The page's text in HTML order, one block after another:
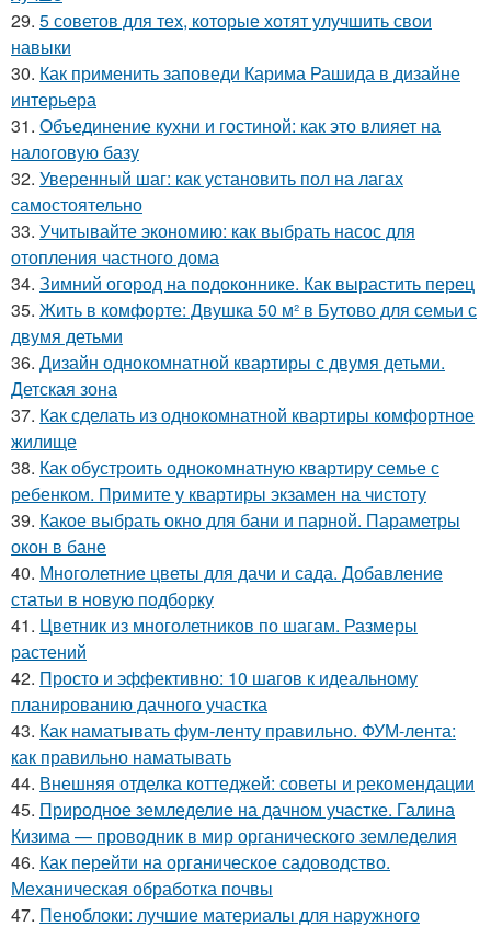
29. 5 советов для тех, которые хотят улучшить свои
навыки
30. Как применить заповеди Карима Рашида в дизайне
интерьера
31. Объединение кухни и гостиной: как это влияет на
налоговую базу
32. Уверенный шаг: как установить пол на лагах
самостоятельно
33. Учитывайте экономию: как выбрать насос для
отопления частного дома
34. Зимний огород на подоконнике. Как вырастить перец
35. Жить в комфорте: Двушка 50 м² в Бутово для семьи с
двумя детьми
36. Дизайн однокомнатной квартиры с двумя детьми.
Детская зона
37. Как сделать из однокомнатной квартиры комфортное
жилище
38. Как обустроить однокомнатную квартиру семье с
ребенком. Примите у квартиры экзамен на чистоту
39. Какое выбрать окно для бани и парной. Параметры
окон в бане
40. Многолетние цветы для дачи и сада. Добавление
статьи в новую подборку
41. Цветник из многолетников по шагам. Размеры
растений
42. Просто и эффективно: 10 шагов к идеальному
планированию дачного участка
43. Как наматывать фум-ленту правильно. ФУМ-лента:
как правильно наматывать
44. Внешняя отделка коттеджей: советы и рекомендации
45. Природное земледелие на дачном участке. Галина
Кизима — проводник в мир органического земледелия
46. Как перейти на органическое садоводство.
Механическая обработка почвы
47. Пеноблоки: лучшие материалы для наружного